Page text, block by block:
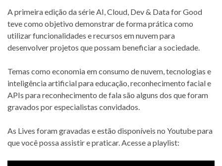
A primeira edição da série AI, Cloud, Dev & Data for Good
teve como objetivo demonstrar de forma prática como
utilizar funcionalidades e recursos em nuvem para
desenvolver projetos que possam beneficiar a sociedade.
Temas como economia em consumo de nuvem, tecnologias e
inteligência artificial para educação, reconhecimento facial e
APIs para reconhecimento de fala são alguns dos que foram
gravados por especialistas convidados.
As Lives foram gravadas e estão disponíveis no Youtube para
que você possa assistir e praticar. Acesse a playlist: